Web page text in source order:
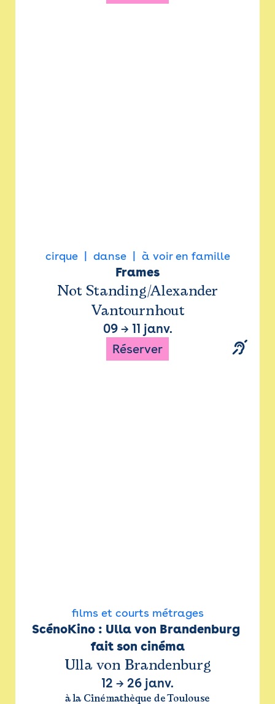
cirque danse à voir en famille
Frames
Not Standing/Alexander
Vantournhout
09→ 11 janv.
Réserver
films et courts métrages
ScénoKino : Ulla von Brandenburg
fait son cinéma
Ulla von Brandenburg
12 → 26 janv.
à la Cinémathèque de Toulouse